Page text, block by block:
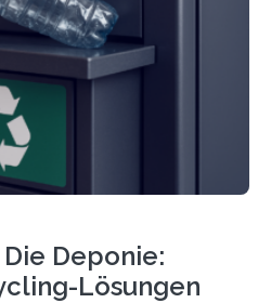
der Verbindung von
Lebensdauer, bei denen
den Austausch üblicherweise
die Forschenden zwei
Einerseits klebten sie…
Deponie:
Lösungen